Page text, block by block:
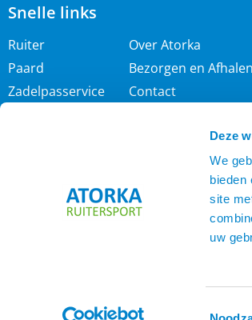
Deze
We
bieden
site
uw
Snelle links
Ruiter
Paard
Zadelpasservice
Over Atorka
Bezorgen en Afhalen
Contact
Voorwaarden